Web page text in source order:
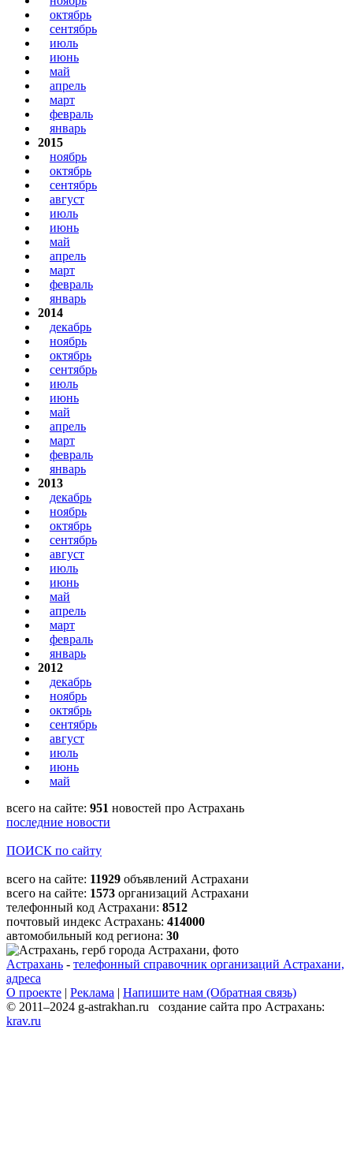
октябрь
сентябрь
июль
июнь
май
апрель
март
февраль
январь
2015
ноябрь
октябрь
сентябрь
август
июль
июнь
май
апрель
март
февраль
январь
2014
декабрь
ноябрь
октябрь
сентябрь
июль
июнь
май
апрель
март
февраль
январь
2013
декабрь
ноябрь
октябрь
сентябрь
август
июль
июнь
май
апрель
март
февраль
январь
2012
декабрь
ноябрь
октябрь
сентябрь
август
июль
июнь
май
всего на сайте: 951 новостей про Астрахань
последние новости
ПОИСК по сайту
всего на сайте: 11929 объявлений Астрахани
всего на сайте: 1573 организаций Астрахани
телефонный код Астрахани: 8512
почтовый индекс Астрахань: 414000
автомобильный код региона: 30
Астрахань - телефонный справочник организаций Астрахани,
адреса
О проекте | Реклама | Напишите нам (Обратная связь)
© 2011–2024 g-astrakhan.ru создание сайта про Астрахань:
krav.ru